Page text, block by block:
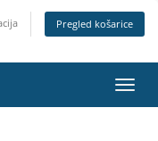
Pregled košarice